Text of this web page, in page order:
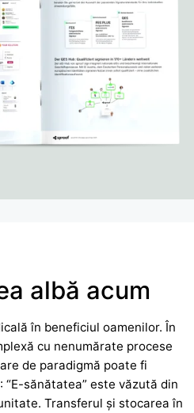
albă acum
în beneficiul oamenilor. În
cu nenumărate procese
de paradigmă poate fi
“E-sănătatea” este văzută din
Transferul și stocarea în